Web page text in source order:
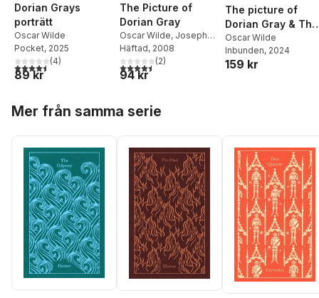
Dorian Grays
porträtt
Oscar Wilde
Pocket, 2025
4,5utav 5 stjärnor. Totalt antal röster:
(4)
89 kr
The Picture of
Dorian Gray
Oscar Wilde, Joseph
Bristow
Häftad, 2008
4,5utav 5 stjärnor. Totalt antal röster:
(2)
94 kr
The picture of
Dorian Gray & The
Canterville ghost
Oscar Wilde
Inbunden, 2024
159 kr
Mer från samma serie